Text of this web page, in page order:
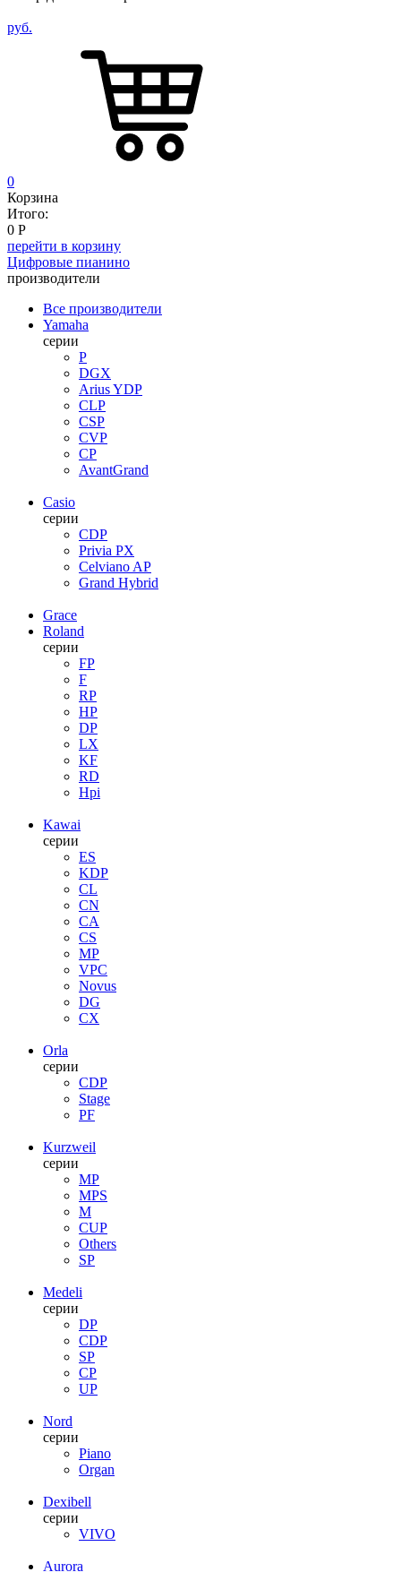
руб.
0
Корзина
Итого:
0 Р
перейти в корзину
Цифровые пианино
производители
Все производители
Yamaha
серии
P
DGX
Arius YDP
CLP
CSP
CVP
CP
AvantGrand
Casio
серии
CDP
Privia PX
Celviano AP
Grand Hybrid
Grace
Roland
серии
FP
F
RP
HP
DP
LX
KF
RD
Hpi
Kawai
серии
ES
KDP
CL
CN
CA
CS
MP
VPC
Novus
DG
CX
Orla
серии
CDP
Stage
PF
Kurzweil
серии
MP
MPS
M
CUP
Others
SP
Medeli
серии
DP
CDP
SP
CP
UP
Nord
серии
Piano
Organ
Dexibell
серии
VIVO
Aurora